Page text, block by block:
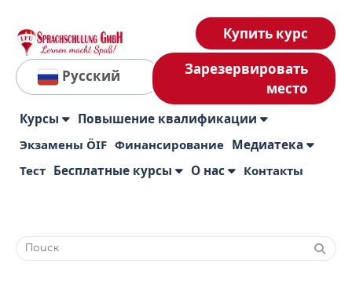
Русский
Купить курс
Зарезервировать
место
Курсы Повышение квалификации
Экзамены ÖIF Финансирование Медиатека
Тест Бесплатные курсы О нас Контакты